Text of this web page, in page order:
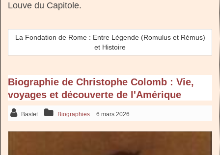
Louve du Capitole.
La Fondation de Rome : Entre Légende (Romulus et Rémus)
et Histoire
Biographie de Christophe Colomb : Vie,
voyages et découverte de l'Amérique
Bastet Biographies 6 mars 2026